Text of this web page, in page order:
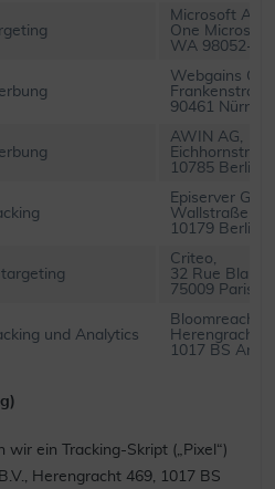
Microsoft
One Microsoft
WA 98052-
Webgains
90461
AWIN AG,
10785 Berlin
Episerver
Wallstraße 16,
10179 Berlin
Criteo,
32 Rue
75009 Paris
und Analytics
Bloomreach
Herengracht
1017 BS
ein Tracking-Skript („Pixel“)
Herengracht 469, 1017 BS